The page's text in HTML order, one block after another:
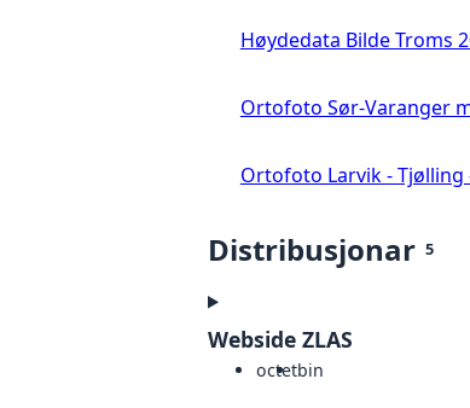
Høydedata Bilde Troms
Ortofoto Sør-Varanger
Ortofoto Larvik - Tjølling
Distribusjonar 5
Webside ZLAS
octetbin